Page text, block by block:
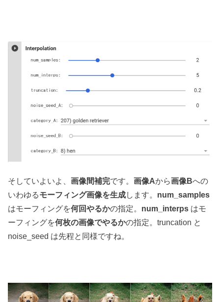
そしていよいよ、画像間補完です。画像Aから画像Bへの
いわゆるモーフィング画像を生成します。 num_samples
はモーフィングを何回やるかの指定。 num_interps はモ
ーフィングを何枚の画像でやるかの指定。truncation と
noise_seed は先程と同様ですね。